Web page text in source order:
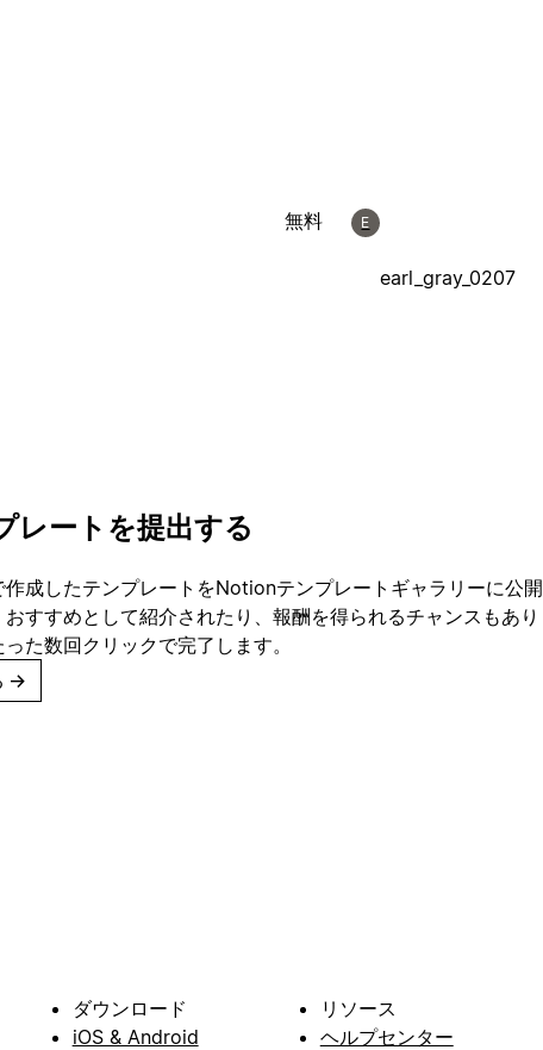
無料 E
earl_gray_0207
レートを提出する
作成したテンプレートをNotionテンプレートギャラリーに公開
すすめとして紹介されたり、報酬を得られるチャンスもあり
った数回クリックで完了します。
→
ダウンロード
iOS & Android
リソース
ヘルプセンター